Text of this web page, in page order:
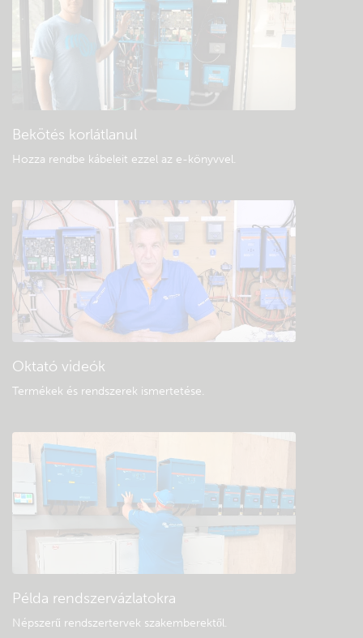
Keressen a közösség tudásbázisában
Általános letöltések és dokumentáció
Bekötés korlátlanul
Hozza rendbe kábeleit ezzel az e-könyvvel.
Oktató videók
Termékek és rendszerek ismertetése.
Példa rendszervázlatokra
Népszerű rendszertervek szakemberektől.